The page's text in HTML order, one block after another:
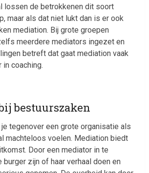
lossen de betrokkenen dit soort
maar als dat niet lukt dan is er ook
mediation. Bij grote groepen
meerdere mediators ingezet en
betreft dat gaat mediation vaak
coaching.
bestuurszaken
tegenover een grote organisatie als
machteloos voelen. Mediation biedt
Door een mediator in te
burger zijn of haar verhaal doen en